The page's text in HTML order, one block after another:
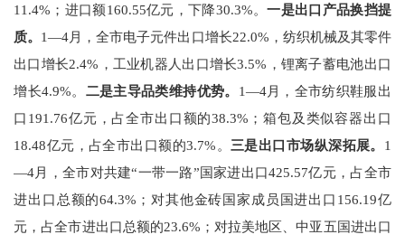
11.4% ；进口额160.55亿元，下降30.3%。一是出口产品换挡提
质。 1—4月，全市电子元件出口增长22.0% ，纺织机械及其零件
出口增长2.4% ， 工业机器人 出口增长3.5% ，锂离子蓄电池出口
增长4.9%。 二是主导品类维持优势。 1—4月，全市纺织鞋服出
口 191.76亿元，占全市出口额的38.3% ；箱包及类似容器出口
18.48亿元，占全市出口额的3.7% 。 三是出口市场纵深拓展。 1
—4月， 全市对共建“一带一路”国家进出口425.57亿元，占全市
进出口总额的64.3% ；对其他金砖国家成员国进出口 156.19亿
元，占全市进出口总额的23.6% ； 对拉美地区、中亚五国进出口